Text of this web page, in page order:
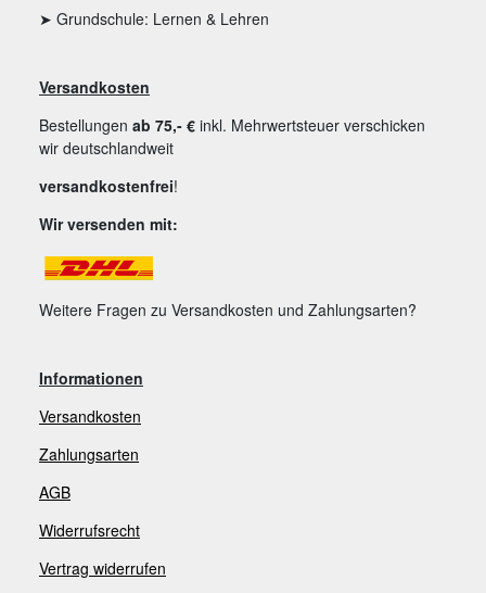
➤ Grundschule: Lernen & Lehren
Versandkosten
Bestellungen ab 75,- € inkl. Mehrwertsteuer verschicken
wir deutschlandweit
versandkostenfrei!
Wir versenden mit:
Weitere Fragen zu Versandkosten und Zahlungsarten?
Informationen
Versandkosten
Zahlungsarten
AGB
Widerrufsrecht
Vertrag widerrufen